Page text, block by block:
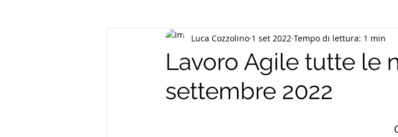
Lavoro Agile tutte le
settembre 2022
Luca Cozzolino 1 set 2022 Tempo di lettura: 1 min